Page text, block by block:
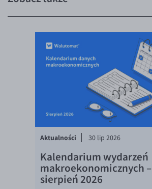
EUR/USD
EUR/GBP
EUR/CHF
EUR/CZK
EUR/SEK
EUR/CAD
EUR/CNY
Aktualności 30 lip 2026
Kalendarium wydarzeń
makroekonomicznych –
sierpień 2026